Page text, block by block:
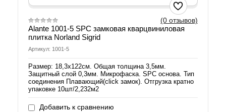
(0 отзывов)
Alante 1001-5 SPC замковая кварцвиниловая
плитка Norland Sigrid
Артикул: 1001-5
Размер: 18,3х122см. Общая толщина 3,5мм.
Защитный слой 0,3мм. Микрофаска. SPC основа. Тип
соединения Плавающий(click замок). Отгрузка кратно
упаковке 10шт/2,232м2
Добавить к сравнению